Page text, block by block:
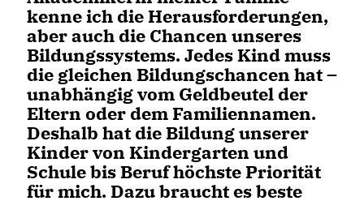
kenne ich die Herausforderungen,
aber auch die Chancen unseres
Bildungssystems. Jedes Kind muss
die gleichen Bildungschancen hat –
unabhängig vom Geldbeutel der
Eltern oder dem Familiennamen.
Deshalb hat die Bildung unserer
Kinder von Kindergarten und
Schule bis Beruf höchste Priorität
für mich. Dazu braucht es beste